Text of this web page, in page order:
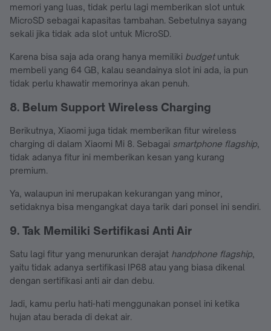
memori yang luas, tidak perlu lagi memberikan slot untuk
MicroSD sebagai kapasitas tambahan. Sebetulnya sayang
sekali jika tidak ada slot untuk MicroSD.
Karena bisa saja ada orang hanya memiliki budget untuk
membeli yang 64 GB, kalau seandainya slot ini ada, ia pun
tidak perlu khawatir memorinya akan penuh.
8. Belum Support Wireless Charging
Berikutnya, Xiaomi juga tidak memberikan fitur wireless
charging di dalam Xiaomi Mi 8. Sebagai smartphone flagship,
tidak adanya fitur ini memberikan kesan yang kurang
premium.
Ya, walaupun ini merupakan kekurangan yang minor,
setidaknya bisa mengangkat daya tarik dari ponsel ini sendiri.
9. Tak Memiliki Sertifikasi Anti Air
Satu lagi fitur yang menurunkan derajat handphone flagship,
yaitu tidak adanya sertifikasi IP68 atau yang biasa dikenal
dengan sertifikasi anti air dan debu.
Jadi, kamu perlu hati-hati menggunakan ponsel ini ketika
hujan atau berada di dekat air.